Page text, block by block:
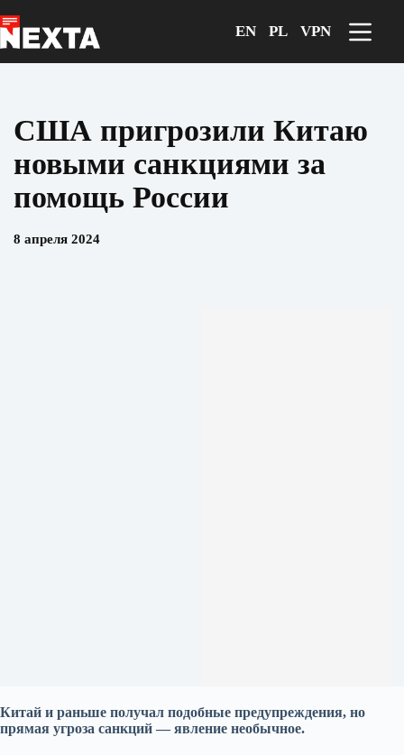
к
сути
EN PL VPN
США пригрозили Китаю
новыми санкциями за
помощь России
8 апреля 2024
Китай и раньше получал подобные предупреждения, но
прямая угроза санкций — явление необычное.